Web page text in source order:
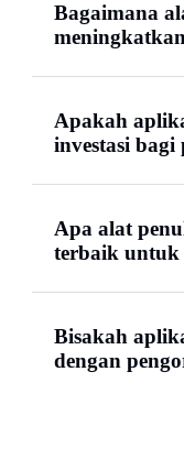
Bagaimana
Apakah
investasi bagi
Apa alat
terbaik untuk
Bisakah
dengan